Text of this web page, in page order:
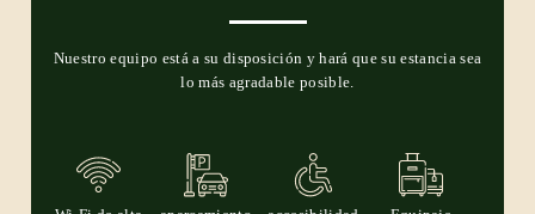
Nuestro equipo está a su disposición y hará que su estancia sea
lo más agradable posible.